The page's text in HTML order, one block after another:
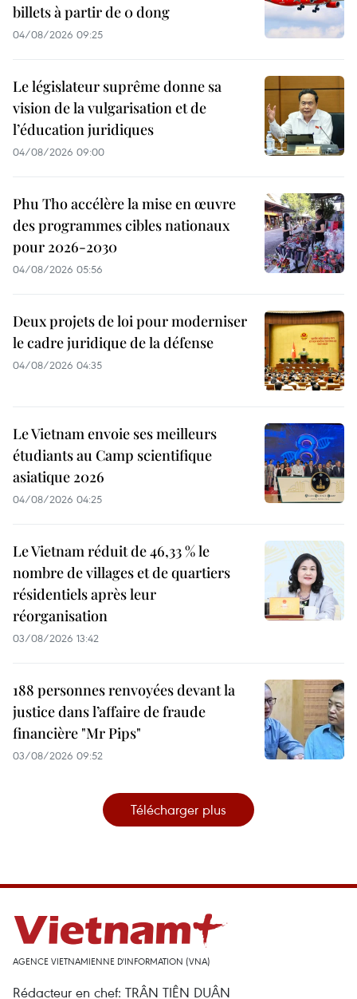
billets à partir de 0 dong
04/08/2026 09:25
Le législateur suprême donne sa
vision de la vulgarisation et de
l’éducation juridiques
04/08/2026 09:00
Phu Tho accélère la mise en œuvre
des programmes cibles nationaux
pour 2026-2030
04/08/2026 05:56
Deux projets de loi pour moderniser
le cadre juridique de la défense
04/08/2026 04:35
Le Vietnam envoie ses meilleurs
étudiants au Camp scientifique
asiatique 2026
04/08/2026 04:25
Le Vietnam réduit de 46,33 % le
nombre de villages et de quartiers
résidentiels après leur
réorganisation
03/08/2026 13:42
188 personnes renvoyées devant la
justice dans l’affaire de fraude
financière "Mr Pips"
03/08/2026 09:52
Télécharger plus
AGENCE VIETNAMIENNE D'INFORMATION (VNA)
Rédacteur en chef: TRÂN TIÊN DUÂN